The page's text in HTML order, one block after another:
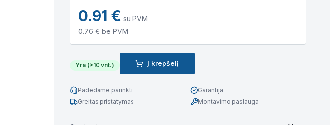
0.91 € su PVM
0.76 € be PVM
Yra (>10 vnt.) Į krepšelį
Padedame parinkti
Garantija
Greitas pristatymas
Montavimo paslauga